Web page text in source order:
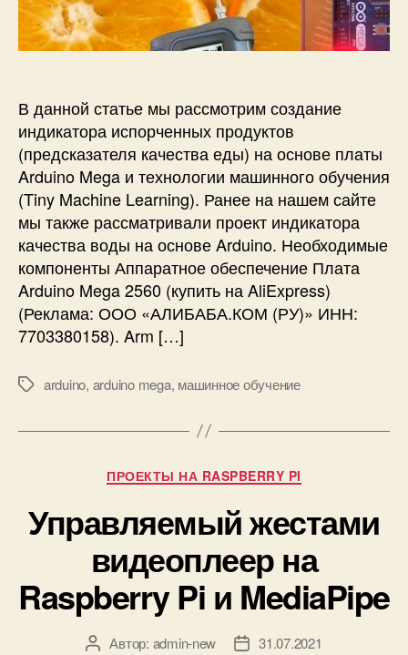
п
и
с
и
с
и
и
И
и
к
а
т
о
р
и
с
п
о
р
ч
н
о
у
т
о
в
а
В данной статье мы рассмотрим создание
индикатора испорченных продуктов
(предсказателя качества еды) на основе платы
Arduino Mega и технологии машинного обучения
(Tiny Machine Learning). Ранее на нашем сайте
мы также рассматривали проект индикатора
качества воды на основе Arduino. Необходимые
компоненты Аппаратное обеспечение Плата
Arduino Mega 2560 (купить на AliExpress)
(Реклама: ООО «АЛИБАБА.КОМ (РУ)» ИНН:
7703380158). Arm […]
М
arduino, arduino mega, машинное обучение
Р
у
б
р
и
к
и
ПРОЕКТЫ НА RASPBERRY PI
Управляемый жестами
видеоплеер на
Raspberry Pi и MediaPipe
А Автор: admin-new
Д 31.07.2021